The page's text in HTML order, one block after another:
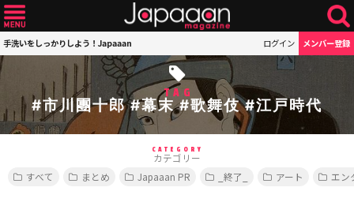
手洗いをしっかりしよう！Japaaan ログイン メンバー登録
TAG
#市川團十郎 #幕末 #歌舞伎 #江戸時代
CATEGORY
カテゴリー
すべて
まとめ Japaaan PR _終了_ アート エン